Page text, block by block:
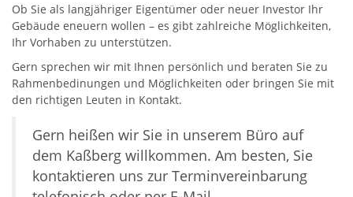
Ob Sie als langjähriger Eigentümer oder neuer Investor Ihr
Gebäude eneuern wollen – es gibt zahlreiche Möglichkeiten,
Ihr Vorhaben zu unterstützen.
Gern sprechen wir mit Ihnen persönlich und beraten Sie zu
Rahmenbedinungen und Möglichkeiten oder bringen Sie mit
den richtigen Leuten in Kontakt.
Gern heißen wir Sie in unserem Büro auf
dem Kaßberg willkommen. Am besten, Sie
kontaktieren uns zur Terminvereinbarung